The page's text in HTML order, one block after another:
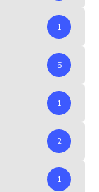
1
5
1
2
1